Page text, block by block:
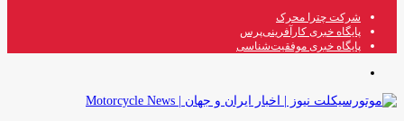
شرکت چترا محرک
پایگاه خبری کارآفرینی‌پرس
پایگاه خبری موفقیت‌شناسی